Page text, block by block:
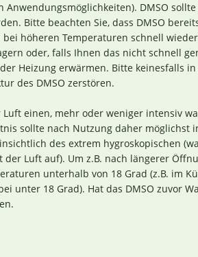
DMSO
Bitte beachten Sie, dass DMSO
höheren Temperaturen schnell
oder, falls Ihnen das nicht schnell
Heizung erwärmen. Bitte keinesfalls
des DMSO zerstören.
einen, mehr oder weniger intensiv
sollte nach Nutzung daher möglichst
des extrem hygroskopischen
der Luft auf). Um z.B. nach längerer
unterhalb von 18 Grad (z.B. im
unter 18 Grad). Hat das DMSO zuvor